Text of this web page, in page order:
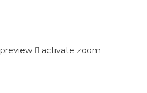
preview activate zoom